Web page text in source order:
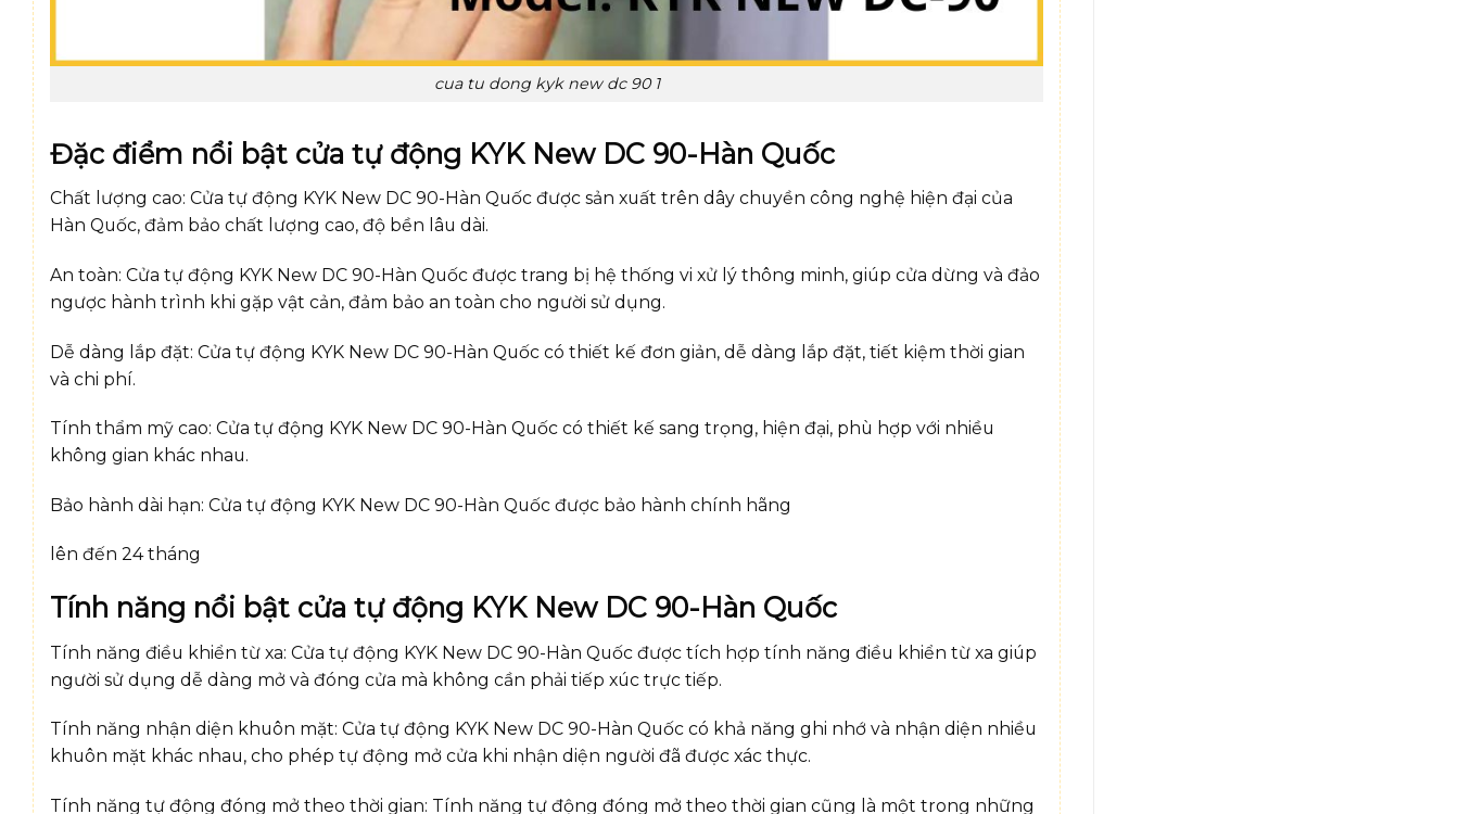
cua tu dong kyk new dc 90 1
Đặc điểm nổi bật cửa tự động KYK New DC 90-Hàn Quốc
Chất lượng cao: Cửa tự động KYK New DC 90-Hàn Quốc được sản xuất trên dây chuyền công nghệ hiện đại của
Hàn Quốc, đảm bảo chất lượng cao, độ bền lâu dài.
An toàn: Cửa tự động KYK New DC 90-Hàn Quốc được trang bị hệ thống vi xử lý thông minh, giúp cửa dừng và đảo
ngược hành trình khi gặp vật cản, đảm bảo an toàn cho người sử dụng.
Dễ dàng lắp đặt: Cửa tự động KYK New DC 90-Hàn Quốc có thiết kế đơn giản, dễ dàng lắp đặt, tiết kiệm thời gian
và chi phí.
Tính thẩm mỹ cao: Cửa tự động KYK New DC 90-Hàn Quốc có thiết kế sang trọng, hiện đại, phù hợp với nhiều
không gian khác nhau.
Bảo hành dài hạn: Cửa tự động KYK New DC 90-Hàn Quốc được bảo hành chính hãng
lên đến 24 tháng
Tính năng nổi bật cửa tự động KYK New DC 90-Hàn Quốc
Tính năng điều khiển từ xa: Cửa tự động KYK New DC 90-Hàn Quốc được tích hợp tính năng điều khiển từ xa giúp
người sử dụng dễ dàng mở và đóng cửa mà không cần phải tiếp xúc trực tiếp.
Tính năng nhận diện khuôn mặt: Cửa tự động KYK New DC 90-Hàn Quốc có khả năng ghi nhớ và nhận diện nhiều
khuôn mặt khác nhau, cho phép tự động mở cửa khi nhận diện người đã được xác thực.
Tính năng tự động đóng mở theo thời gian: Tính năng tự động đóng mở theo thời gian cũng là một trong những